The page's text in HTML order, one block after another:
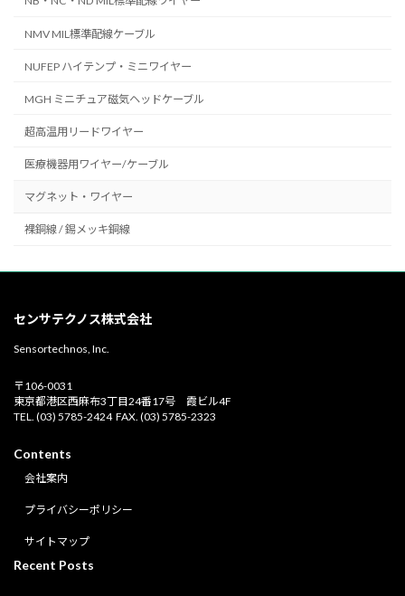
NMV MIL標準配線ケーブル
NUFEP ハイテンプ・ミニワイヤー
MGH ミニチュア磁気ヘッドケーブル
超高温用リードワイヤー
医療機器用ワイヤー/ケーブル
マグネット・ワイヤー
裸銅線 / 錫メッキ銅線
センサテクノス株式会社
Sensortechnos, Inc.
〒106-0031
東京都港区西麻布3丁目24番17号 霞ビル4F
TEL. (03) 5785-2424 FAX. (03) 5785-2323
Contents
会社案内
プライバシーポリシー
サイトマップ
Recent Posts